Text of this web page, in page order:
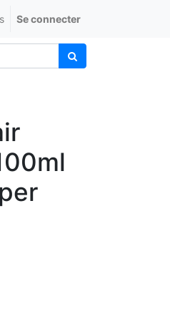
Se connecter